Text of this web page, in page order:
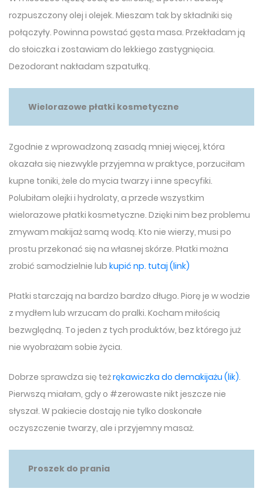
rozpuszczony olej i olejek. Mieszam tak by składniki się
połączyły. Powinna powstać gęsta masa. Przekładam ją
do słoiczka i zostawiam do lekkiego zastygnięcia.
Dezodorant nakładam szpatułką.
Wielorazowe płatki kosmetyczne
Zgodnie z wprowadzoną zasadą mniej więcej, która
okazała się niezwykle przyjemna w praktyce, porzuciłam
kupne toniki, żele do mycia twarzy i inne specyfiki.
Polubiłam olejki i hydrolaty, a przede wszystkim
wielorazowe płatki kosmetyczne. Dzięki nim bez problemu
zmywam makijaż samą wodą. Kto nie wierzy, musi po
prostu przekonać się na własnej skórze. Płatki można
zrobić samodzielnie lub kupić np. tutaj (link)
Płatki starczają na bardzo bardzo długo. Piorę je w wodzie
z mydłem lub wrzucam do pralki. Kocham miłością
bezwględną. To jeden z tych produktów, bez którego już
nie wyobrażam sobie życia.
Dobrze sprawdza się teżrękawiczka do demakijażu (lik).
Pierwszą miałam, gdy o #zerowaste nikt jeszcze nie
słyszał. W pakiecie dostaję nie tylko doskonałe
oczyszczenie twarzy, ale i przyjemny masaż.
Proszek do prania